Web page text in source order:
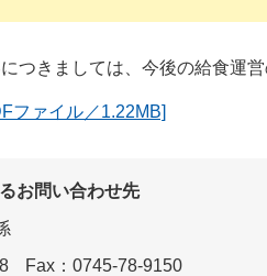
つきましては、今後の給食運
ファイル／1.22MB]
お問い合わせ先
Fax：0745-78-9150